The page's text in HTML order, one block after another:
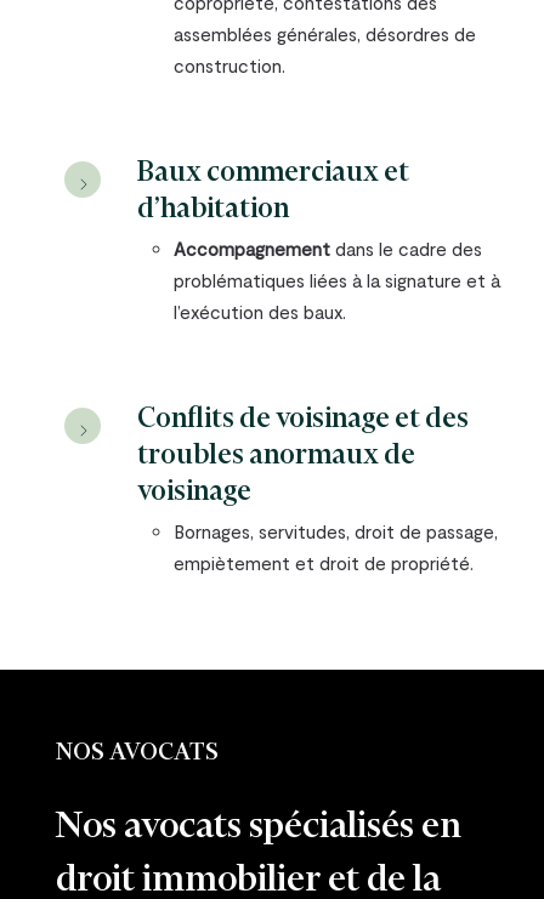
assemblées générales, désordres de
construction.
Baux commerciaux et
d’habitation
Accompagnementdans le cadre des
problématiques liées à la signature et à
l’exécution des baux.
Conflits de voisinage et des
troubles anormaux de
voisinage
Bornages, servitudes, droit de passage,
empiètement et droit de propriété.
NOS AVOCATS
Nos avocats spécialisés en
droit immobilier et de la